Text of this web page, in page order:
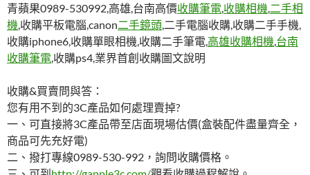
青蘋果0989-530992,高雄,台南高價收購筆電,收購相機,二手相
機,收購平板電腦,canon二手鏡頭,二手電腦收購,收購二手手機,
收購iphone6,收購單眼相機,收購二手筆電,高雄收購相機,台南
收購筆電,收購ps4,業界首創收購圖文說明
收購&買賣問與答：
您有用不到的3C產品如何處理賣掉?
一、可直接將3C產品帶至店面現場估價(盒裝配件盡量齊全，
商品可先充好電)
二、撥打專線0989-530-992，詢問收購價格。